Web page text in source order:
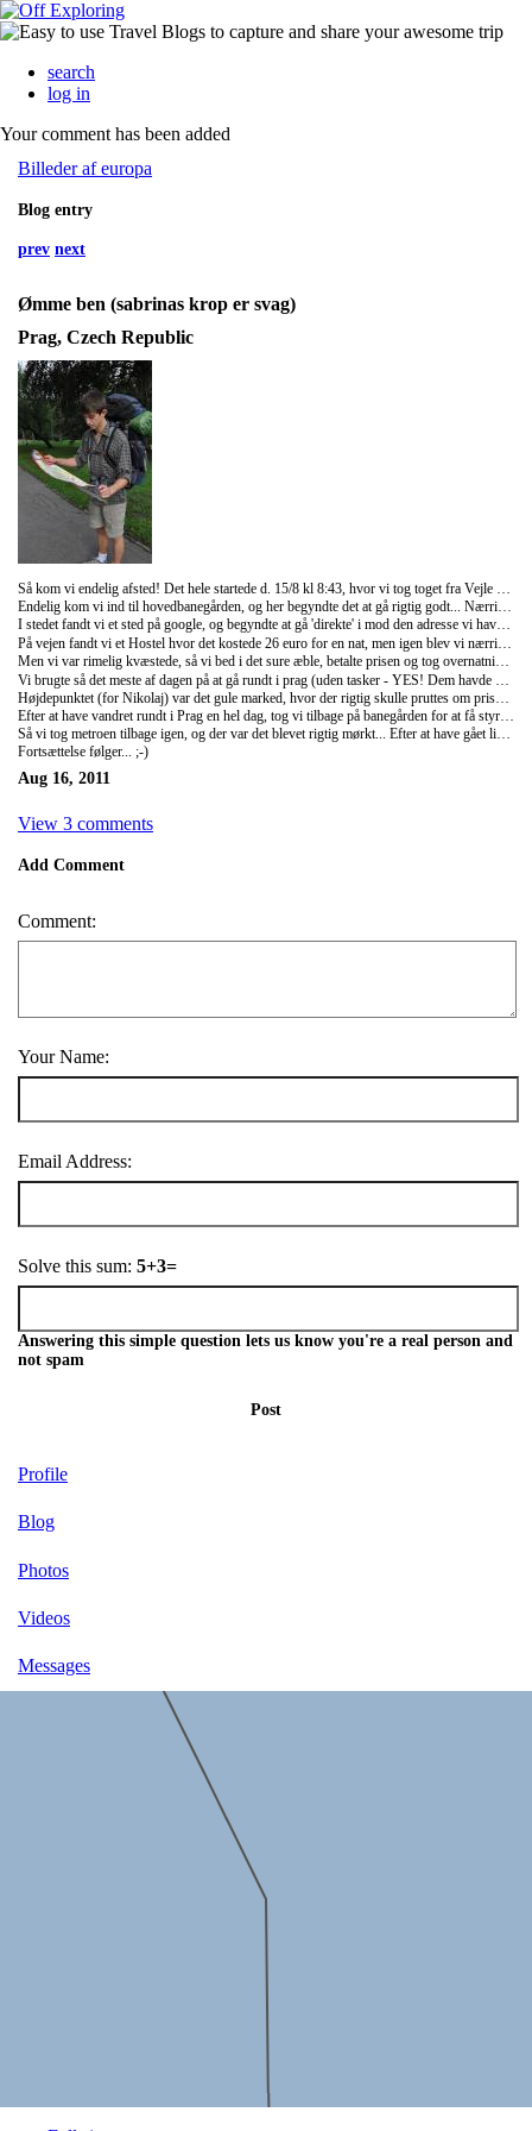
search
log in
Your comment has been added
Billeder af europa
Blog entry
prev next
Ømme ben (sabrinas krop er svag)
Prag, Czech Republic
Endelig kom vi ind til hovedbanegården, og her begyndte det at gå rigtig godt... Nærrige som vi er, ville vi selvfølgelig ikke tage imod tilbudet som den 'FLINKE' dame i turistinformationen tilbød os (40 euro for en nat). Klokken blev 21...
I stedet fandt vi et sted på google, og begyndte at gå 'direkte' i mod den adresse vi havde fundet...
På vejen fandt vi et Hostel hvor det kostede 26 euro for en nat, men igen blev vi nærrige, og den søde mand ved skranken henviste os til et af deres andre hostels, som skulle være meget 'billigere'! Her var der lige en halv times gågang OPAD!!!!!!! Endelig nåede vi frem - klokken blev 22... Og det viste sig så, at prisen var den samme som ved det forrige hostel, så det var pisse fedt!
Men vi var rimelig kvæstede, så vi bed i det sure æble, betalte prisen og tog overnatningen der... Vi skulle tjekke ud klokken 9, så vi fik jo ikke meget søvn, fordi vi lige skulle nå at se 4 friends afsnit inden vi gik i seng ;) men vi stod op klokken 8 tog et bad....... og så var der selvfølgelig ikke noget toiletpapir, så vi har ikke flere rene klude :(
Vi brugte så det meste af dagen på at gå rundt i prag (uden tasker - YES! Dem havde vi efterladt i en aflåst boks på banegården), og for lige at prøve noget nyt i forhold til derhjemme :D spiste vi på McD <3
Højdepunktet (for Nikolaj) var det gule marked, hvor der rigtig skulle pruttes om priserne!!:D Der var ikke så mange ting der faldt i vores smag, alligevel fik vi da købt: solbriller, mascara, lighter, benzin, slik, is, vand og en Canada Goose Jakke (til 125 kr danske kroner)
Efter at have vandret rundt i Prag en hel dag, tog vi tilbage på banegården for at få styr på billetterne til nattoget til Slovenien! En yderst flink ekspedient fortalte os så, at det ikke var nødvendigt med pladsbilletter, så det købte vi selvfølgelig ikke..... Nu var der jo styr på det hele, så vi besluttede os for at tage ned i byen igen og se Karlsbroen i mørke! Sabrinas krop var seriøst smadret, så vi valgte at tage sporvognen de 750 meter... Men sporvognskortet var meget svært at gennemskue, så vi satsede og hoppede på en sporvogn... Dette resulterede i, at vi fik set helt nye dele af prag.... Efter en lille time i sporvogn besluttede vi os for at hoppe af (ca. 300 meter fra udgangspunktet) her fandt vi et stort shoppingcenter og kørte lidt op og ned af rulletrapper før vi gik ud igen. Nå, men så var det også ved at være tid til at komme ned til Karlsbroen, for mørket var ved at falde på. Vi ville lige tage metroen det sidste stykke..... En halv time senere stod vi af (uden at tænke over hvor lang tid vi havde brugt på at køre de sidste 500 meter), og her mødte vi lokalbefolkningen! Vi var nemlig kommet uden for by kortet ;) en venlig dame forklarede os, at vi var kørt i total modsat retning end hvad vi skulle (og hallo, det er jo svært at kende forskel på bynavnene når de alle sammen slutter på 'SKI' og starter på sdfkiisdhj).
Så vi tog metroen tilbage igen, og der var det blevet rigtig mørkt... Efter at have gået lidt rundt og taget billeder, skulle vi tilbage til banegården, for at få natmad og nå vores nattog!....
Fortsættelse følger... ;-)
Aug 16, 2011
View 3 comments
Add Comment
Comment:
Your Name:
Email Address:
Solve this sum: 5+3=
Answering this simple question lets us know you're a real person and
not spam
Post
Profile
Blog
Photos
Videos
Messages